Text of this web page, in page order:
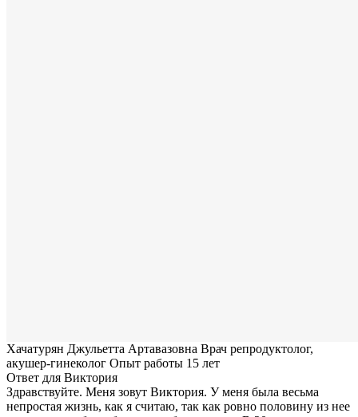
Хачатурян Джульетта Артавазовна Врач репродуктолог,
акушер-гинеколог Опыт работы 15 лет
Ответ для Виктория
Здравствуйте. Меня зовут Виктория. У меня была весьма
непростая жизнь, как я считаю, так как ровно половину из нее